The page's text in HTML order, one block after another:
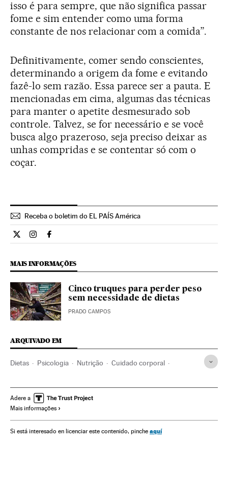
isso é para sempre, que não significa passar
fome e sim entender como uma forma
constante de nos relacionar com a comida”.
Definitivamente, comer sendo conscientes,
determinando a origem da fome e evitando
fazê-lo sem razão. Essa parece ser a pauta. E
mencionadas em cima, algumas das técnicas
para manter o apetite desmesurado sob
controle. Talvez, se for necessário e se você
busca algo prazeroso, seja preciso deixar as
unhas compridas e se contentar só com o
coçar.
Receba o boletim do EL PAÍS América
Estilo El País Brasil en Twitter
Estilo El País Brasil en Instagram
Estilo El País Brasil en Facebook
MAIS INFORMAÇÕES
Cinco truques para perder peso
sem necessidade de dietas
PRADO CAMPOS
ARQUIVADO EM
Dietas Psicologia Nutrição Cuidado corporal
Adere a
Mais informações
Si está interesado en licenciar este contenido, pinche aquí